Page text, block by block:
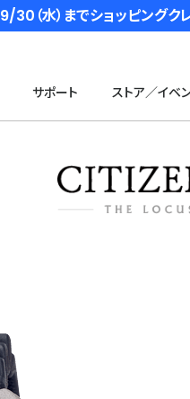
（水）までショッピングク
サポート ストア／イベ